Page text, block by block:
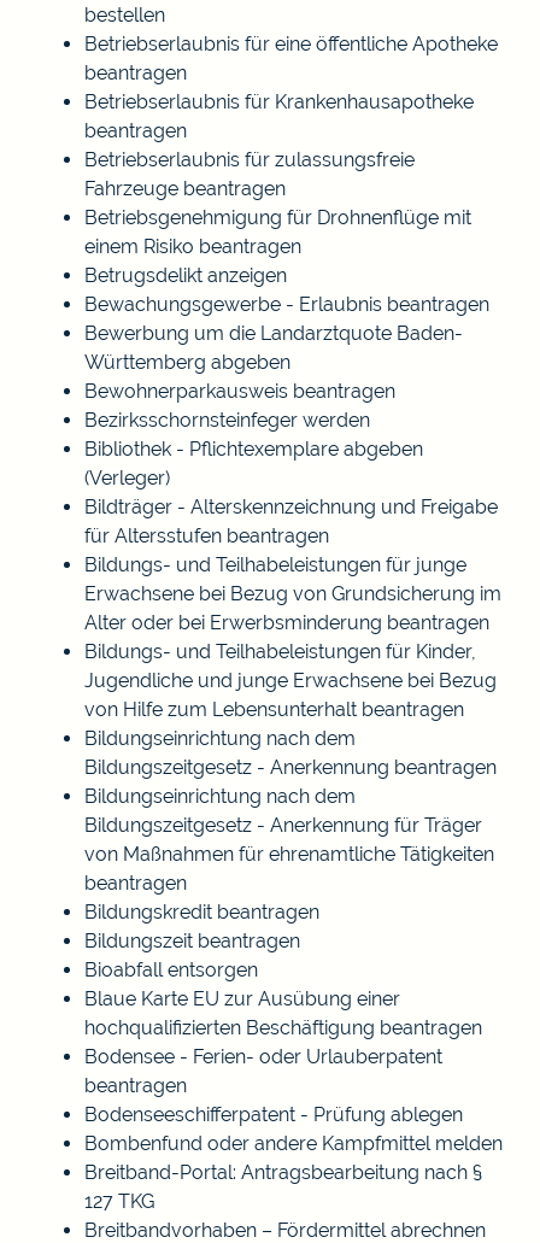
bestellen
Betriebserlaubnis für eine öffentliche Apotheke
beantragen
Betriebserlaubnis für Krankenhausapotheke
beantragen
Betriebserlaubnis für zulassungsfreie
Fahrzeuge beantragen
Betriebsgenehmigung für Drohnenflüge mit
einem Risiko beantragen
Betrugsdelikt anzeigen
Bewachungsgewerbe - Erlaubnis beantragen
Bewerbung um die Landarztquote Baden-
Württemberg abgeben
Bewohnerparkausweis beantragen
Bezirksschornsteinfeger werden
Bibliothek - Pflichtexemplare abgeben
(Verleger)
Bildträger - Alterskennzeichnung und Freigabe
für Altersstufen beantragen
Bildungs- und Teilhabeleistungen für junge
Erwachsene bei Bezug von Grundsicherung im
Alter oder bei Erwerbsminderung beantragen
Bildungs- und Teilhabeleistungen für Kinder,
Jugendliche und junge Erwachsene bei Bezug
von Hilfe zum Lebensunterhalt beantragen
Bildungseinrichtung nach dem
Bildungszeitgesetz - Anerkennung beantragen
Bildungseinrichtung nach dem
Bildungszeitgesetz - Anerkennung für Träger
von Maßnahmen für ehrenamtliche Tätigkeiten
beantragen
Bildungskredit beantragen
Bildungszeit beantragen
Bioabfall entsorgen
Blaue Karte EU zur Ausübung einer
hochqualifizierten Beschäftigung beantragen
Bodensee - Ferien- oder Urlauberpatent
beantragen
Bodenseeschifferpatent - Prüfung ablegen
Bombenfund oder andere Kampfmittel melden
Breitband-Portal: Antragsbearbeitung nach §
127 TKG
Breitbandvorhaben – Fördermittel abrechnen